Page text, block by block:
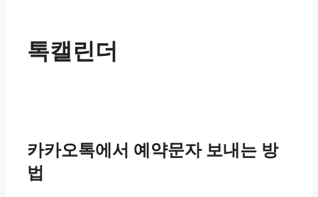
톡캘린더
카카오톡에서 예약문자 보내는 방
법